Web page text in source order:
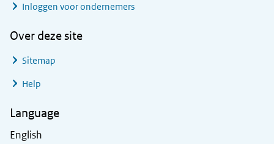
Inloggen voor ondernemers
Over deze site
Sitemap
Help
Language
English